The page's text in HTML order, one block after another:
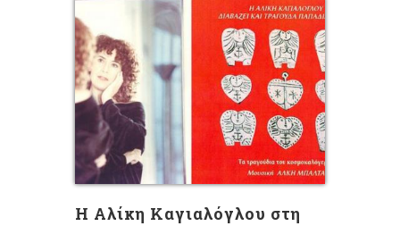
Η Αλίκη Καγιαλόγλου στη